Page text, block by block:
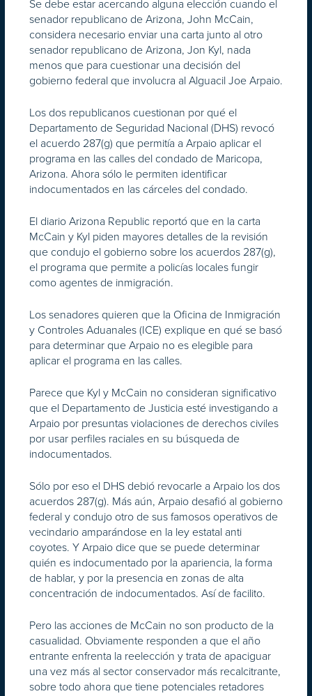
Se debe estar acercando alguna elección cuando el
senador republicano de Arizona, John McCain,
considera necesario enviar una carta junto al otro
senador republicano de Arizona, Jon Kyl, nada
menos que para cuestionar una decisión del
gobierno federal que involucra al Alguacil Joe Arpaio.
Los dos republicanos cuestionan por qué el
Departamento de Seguridad Nacional (DHS) revocó
el acuerdo 287(g) que permitía a Arpaio aplicar el
programa en las calles del condado de Maricopa,
Arizona. Ahora sólo le permiten identificar
indocumentados en las cárceles del condado.
El diario Arizona Republic reportó que en la carta
McCain y Kyl piden mayores detalles de la revisión
que condujo el gobierno sobre los acuerdos 287(g),
el programa que permite a policías locales fungir
como agentes de inmigración.
Los senadores quieren que la Oficina de Inmigración
y Controles Aduanales (ICE) explique en qué se basó
para determinar que Arpaio no es elegible para
aplicar el programa en las calles.
Parece que Kyl y McCain no consideran significativo
que el Departamento de Justicia esté investigando a
Arpaio por presuntas violaciones de derechos civiles
por usar perfiles raciales en su búsqueda de
indocumentados.
Sólo por eso el DHS debió revocarle a Arpaio los dos
acuerdos 287(g). Más aún, Arpaio desafió al gobierno
federal y condujo otro de sus famosos operativos de
vecindario amparándose en la ley estatal anti
coyotes. Y Arpaio dice que se puede determinar
quién es indocumentado por la apariencia, la forma
de hablar, y por la presencia en zonas de alta
concentración de indocumentados. Así de facilito.
Pero las acciones de McCain no son producto de la
casualidad. Obviamente responden a que el año
entrante enfrenta la reelección y trata de apaciguar
una vez más al sector conservador más recalcitrante,
sobre todo ahora que tiene potenciales retadores